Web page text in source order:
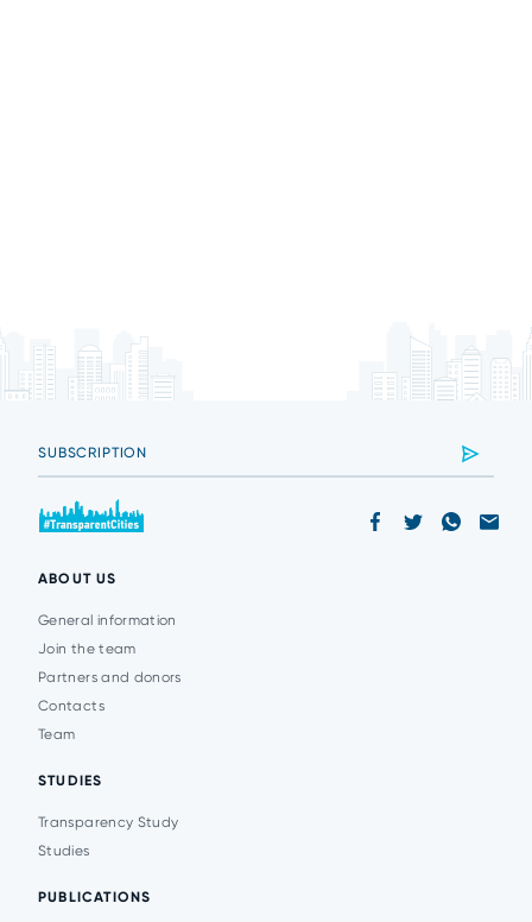
ABOUT US
General information
Join the team
Partners and donors
Contacts
Team
STUDIES
Transparency Study
Studies
PUBLICATIONS